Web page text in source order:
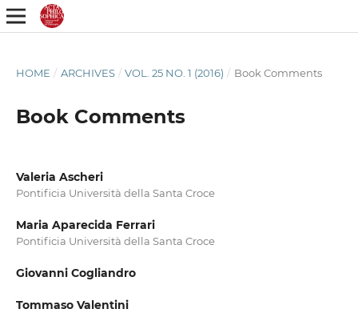
HOME / ARCHIVES / VOL. 25 NO. 1 (2016) / Book Comments
Book Comments
Valeria Ascheri
Pontificia Università della Santa Croce
Maria Aparecida Ferrari
Pontificia Università della Santa Croce
Giovanni Cogliandro
Tommaso Valentini